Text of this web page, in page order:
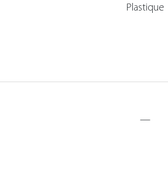
Plastique
—